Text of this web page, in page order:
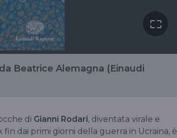
Beatrice Alemagna (Einaudi
di Gianni Rodari, diventata virale e
dai primi giorni della guerra in Ucraina, è